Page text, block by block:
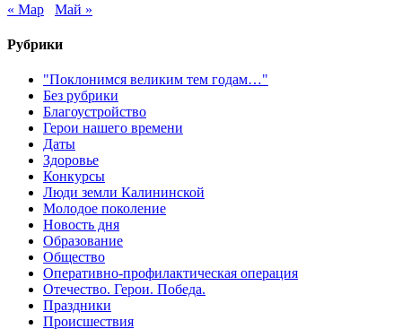
« Мар
Май »
Рубрики
"Поклонимся великим тем годам…"
Без рубрики
Благоустройство
Герои нашего времени
Даты
Здоровье
Конкурсы
Люди земли Калининской
Молодое поколение
Новость дня
Образование
Общество
Оперативно-профилактическая операция
Отечество. Герои. Победа.
Праздники
Происшествия